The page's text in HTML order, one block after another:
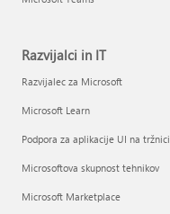
Razvijalci in IT
Razvijalec za Microsoft
Microsoft Learn
Podpora za aplikacije UI na tržnici
Microsoftova skupnost tehnikov
Microsoft Marketplace